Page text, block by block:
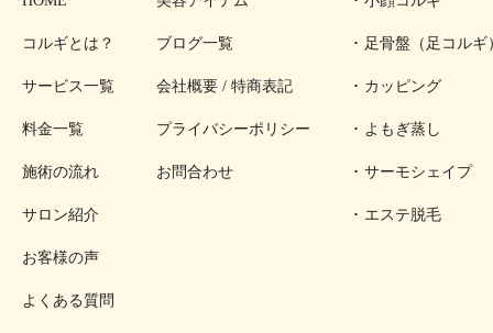
コルギとは？
サービス一覧
料金一覧
施術の流れ
サロン紹介
お客様の声
よくある質問
ブログ一覧
会社概要 / 特商表記
プライバシーポリシー
お問合わせ
足骨盤（足コルギ
カッピング
よもぎ蒸し
サーモシェイプ
エステ脱毛